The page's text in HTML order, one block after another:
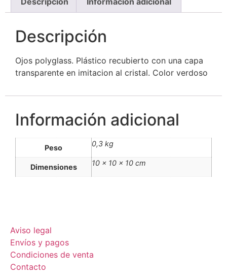
Descripción
Ojos polyglass. Plástico recubierto con una capa
transparente en imitacion al cristal. Color verdoso
Información adicional
Peso 0,3 kg
Dimensiones 10 × 10 × 10 cm
Aviso legal
Envíos y pagos
Condiciones de venta
Contacto